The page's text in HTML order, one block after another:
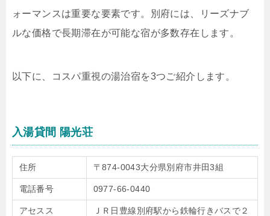
ォーマンスは重要な要素です。別府には、リーズナブ
ルな価格で長期滞在が可能な宿が多数存在します。
以下に、コスパ重視の湯治宿を3つご紹介します。
入湯貸間 陽光荘
住所 〒874-0043大分県別府市井田3組
電話番号 0977-66-0440
アセスス
ＪＲ日豊線別府駅から鉄輪行きバスで２